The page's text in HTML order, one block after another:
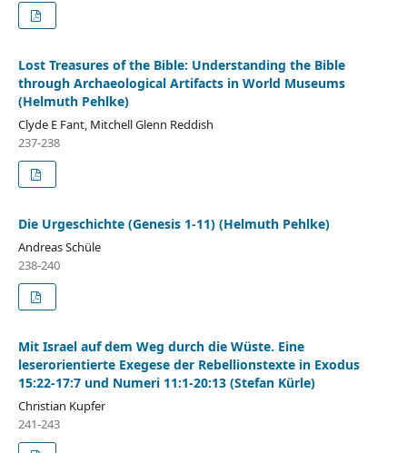
Lost Treasures of the Bible: Understanding the Bible
through Archaeological Artifacts in World Museums
(Helmuth Pehlke)
Clyde E Fant, Mitchell Glenn Reddish
237-238
Die Urgeschichte (Genesis 1-11) (Helmuth Pehlke)
Andreas Schüle
238-240
Mit Israel auf dem Weg durch die Wüste. Eine
leserorientierte Exegese der Rebellionstexte in Exodus
15:22-17:7 und Numeri 11:1-20:13 (Stefan Kürle)
Christian Kupfer
241-243